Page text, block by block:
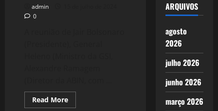
admin
0
Read MoreRead
more
ARQUIVOS
agosto
2026
julho 2026
junho 2026
março 2026